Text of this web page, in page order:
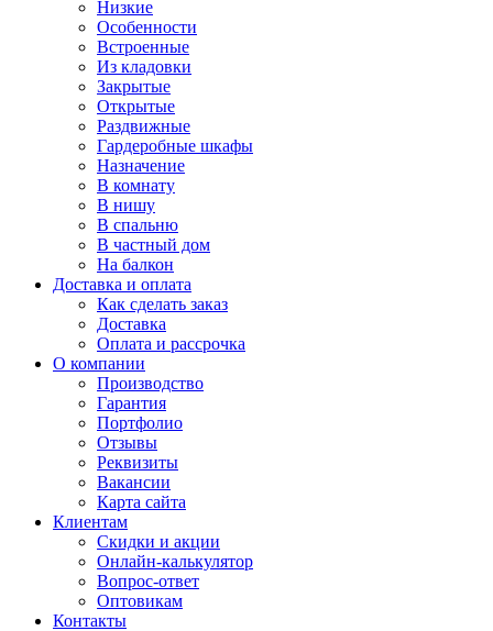
Низкие
Особенности
Встроенные
Из кладовки
Закрытые
Открытые
Раздвижные
Гардеробные шкафы
Назначение
В комнату
В нишу
В спальню
В частный дом
На балкон
Доставка и оплата
Как сделать заказ
Доставка
Оплата и рассрочка
О компании
Производство
Гарантия
Портфолио
Отзывы
Реквизиты
Вакансии
Карта сайта
Клиентам
Скидки и акции
Онлайн-калькулятор
Вопрос-ответ
Оптовикам
Контакты